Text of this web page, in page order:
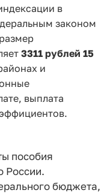
в
законом
3311 рублей 15
и
выплата
пособия
России.
бюджета,